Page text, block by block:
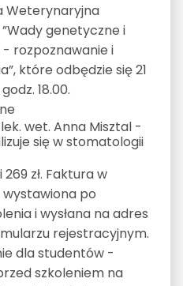
Weterynaryjna
genetyczne i
rozpoznawanie i
które odbędzie się 21
18.00.
wet. Anna Misztal -
się w stomatologii
zł. Faktura w
wystawiona po
i wysłana na adres
rejestracyjnym.
dla studentów -
szkoleniem na